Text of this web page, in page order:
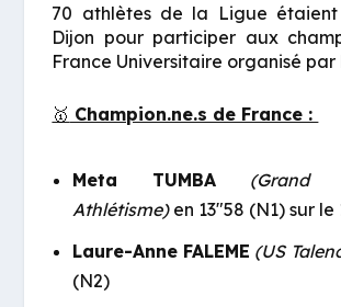
70 athlètes de la Ligue étaient
Dijon pour participer aux
France Universitaire organisé par
🥇 Champion.ne.s de France :
Meta TUMBA(Grand
Athlétisme)en 13″58 (N1) sur le
Laure-Anne FALEME (US
(N2)